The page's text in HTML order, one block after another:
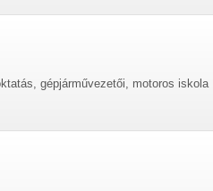
gépjárművezetői, motoros iskola